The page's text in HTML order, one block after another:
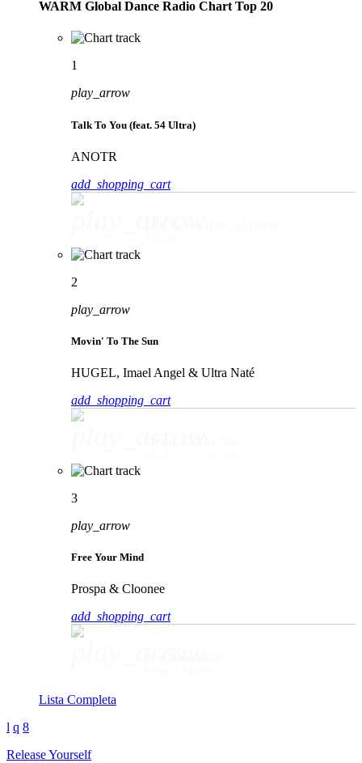
WARM Global Dance Radio Chart Top 20
1
play_arrow
Talk To You (feat. 54 Ultra)
ANOTR
add_shopping_cart
2
play_arrow
Movin' To The Sun
HUGEL, Imael Angel & Ultra Naté
add_shopping_cart
3
play_arrow
Free Your Mind
Prospa & Cloonee
add_shopping_cart
Lista Completa
Release Yourself